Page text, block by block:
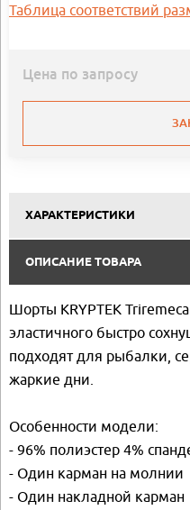
Таблица соответствий
Цена по запросу
ХАРАКТЕРИСТИКИ
ОПИСАНИЕ ТОВАРА
Шорты KRYPTEK
эластичного быстро
подходят для рыбалки,
жаркие дни.
Особенности модели:
- 96% полиэстер 4%
- Один карман на молнии
- Один накладной карман